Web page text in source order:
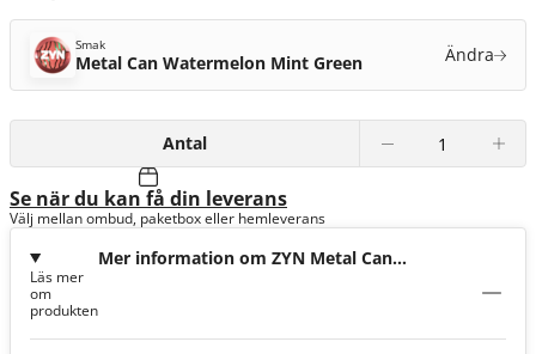
Smak
Metal Can Watermelon Mint Green Ändra
Antal
Se när du kan få din leverans
Välj mellan ombud, paketbox eller hemleverans
Mer information om ZYN Metal Can
Läs mer
om
produkten